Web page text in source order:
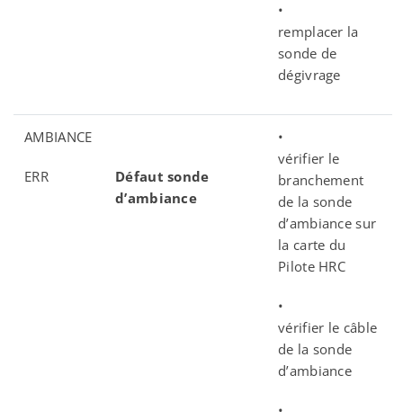
•
remplacer la
sonde de
dégivrage
AMBIANCE
ERR
Défaut sonde
d’ambiance
•
vérifier le
branchement
de la sonde
d’ambiance sur
la carte du
Pilote HRC
•
vérifier le câble
de la sonde
d’ambiance
•